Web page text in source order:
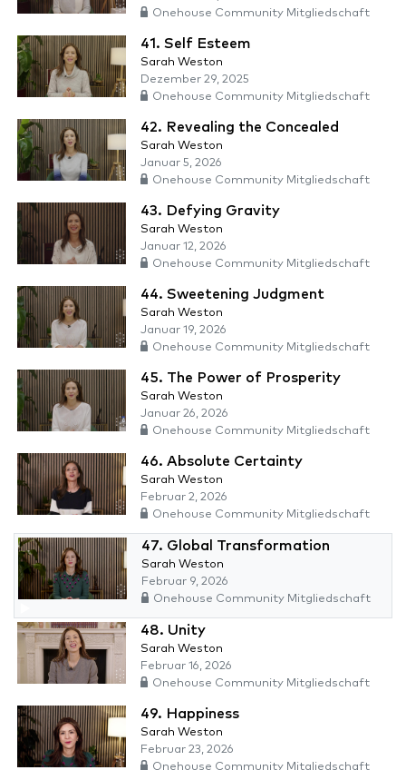
Onehouse Community Mitgliedschaft
41. Self Esteem
Sarah Weston
Dezember 29, 2025
Onehouse Community Mitgliedschaft
42. Revealing the Concealed
Sarah Weston
Januar 5, 2026
Onehouse Community Mitgliedschaft
43. Defying Gravity
Sarah Weston
Januar 12, 2026
Onehouse Community Mitgliedschaft
44. Sweetening Judgment
Sarah Weston
Januar 19, 2026
Onehouse Community Mitgliedschaft
45. The Power of Prosperity
Sarah Weston
Januar 26, 2026
Onehouse Community Mitgliedschaft
46. Absolute Certainty
Sarah Weston
Februar 2, 2026
Onehouse Community Mitgliedschaft
47. Global Transformation
Sarah Weston
Februar 9, 2026
Onehouse Community Mitgliedschaft
48. Unity
Sarah Weston
Februar 16, 2026
Onehouse Community Mitgliedschaft
49. Happiness
Sarah Weston
Februar 23, 2026
Onehouse Community Mitgliedschaft